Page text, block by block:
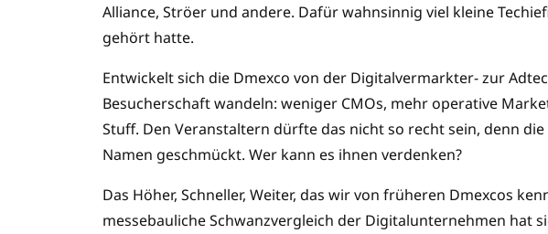
Alliance, Ströer und andere. Dafür wahnsinnig viel kleine
gehört hatte.
Entwickelt sich die Dmexco von der Digitalvermarkter- zur
Besucherschaft wandeln: weniger CMOs, mehr operative
Stuff. Den Veranstaltern dürfte das nicht so recht sein, denn
Namen geschmückt. Wer kann es ihnen verdenken?
Das Höher, Schneller, Weiter, das wir von früheren Dmexcos
messebauliche Schwanzvergleich der Digitalunternehmen hat